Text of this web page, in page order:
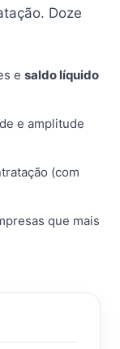
Doze
e saldo líquido
e amplitude
(com
que mais